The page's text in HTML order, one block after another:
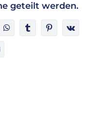
geteilt werden.
WhatsAppTumblrPinterest
Vk